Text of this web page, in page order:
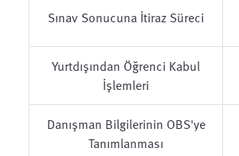
Sınav Sonucuna İtiraz Süreci
Yurtdışından Öğrenci Kabul
İşlemleri
Danışman Bilgilerinin OBS'ye
Tanımlanması